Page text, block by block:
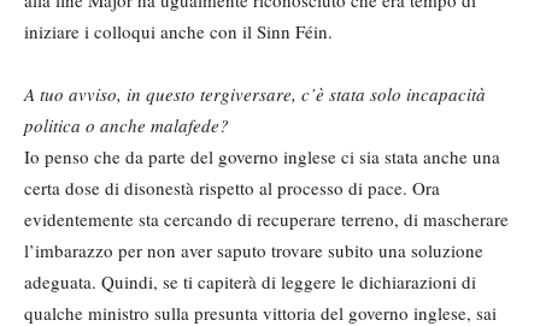
iniziare i colloqui anche con il Sinn Féin.
A tuo avviso, in questo tergiversare, c’è stata solo incapacità
politica o anche malafede?
Io penso che da parte del governo inglese ci sia stata anche una
certa dose di disonestà rispetto al processo di pace. Ora
evidentemente sta cercando di recuperare terreno, di mascherare
l’imbarazzo per non aver saputo trovare subito una soluzione
adeguata. Quindi, se ti capiterà di leggere le dichiarazioni di
qualche ministro sulla presunta vittoria del governo inglese, sai